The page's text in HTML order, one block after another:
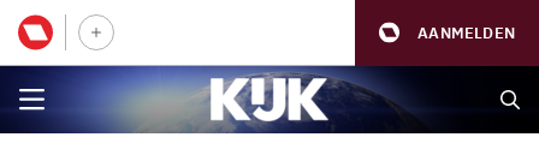
AANMELDEN